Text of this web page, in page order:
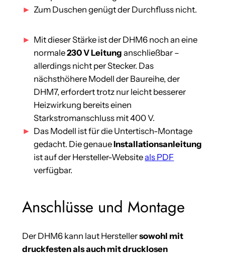
Zum Duschen genügt der Durchfluss nicht.
Mit dieser Stärke ist der DHM6 noch an eine
normale230 V Leitunganschließbar –
allerdings nicht per Stecker. Das
nächsthöhere Modell der Baureihe, der
DHM7, erfordert trotz nur leicht besserer
Heizwirkung bereits einen
Starkstromanschluss mit 400 V.
Das Modell ist für die Untertisch-Montage
gedacht. Die genaueInstallationsanleitung
ist auf der Hersteller-Websiteals PDF
verfügbar.
Anschlüsse und Montage
Der DHM6 kann laut Herstellersowohl mit
druckfesten als auch mit drucklosen